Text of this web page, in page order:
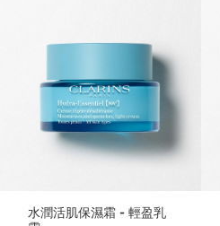
水潤活肌保濕霜 - 輕盈乳